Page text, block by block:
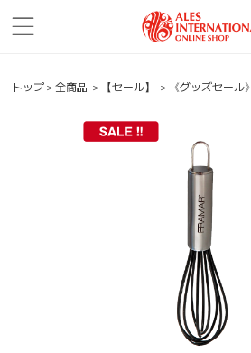
トップ ＞全商品 ＞ 【セール】 ＞ 《グッズセール》